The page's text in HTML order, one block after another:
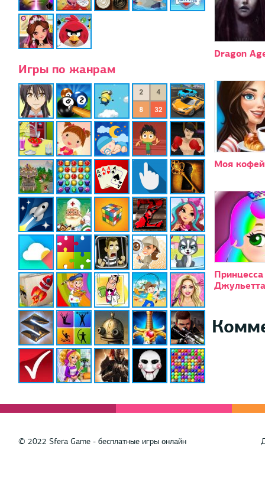
Игры по жанрам
Dragon
Моя
Принцесса
Джульетта
© 2022 Sfera Game - бесплатные игры онлайн